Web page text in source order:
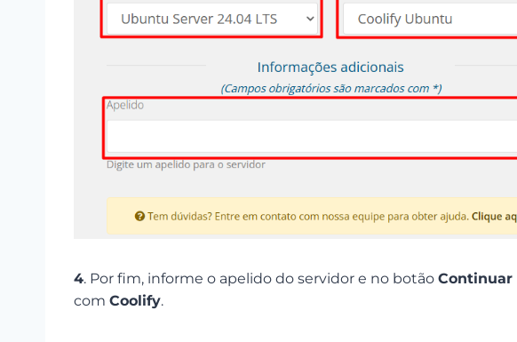
4. Por fim, informe o apelido do servidor e no botão Continuar
com Coolify.